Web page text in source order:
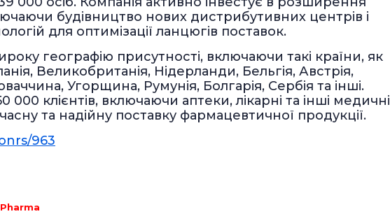
будівництво нових дистрибутивних центрів і
для оптимізації ланцюгів поставок.
географію присутності, включаючи такі країни, як
Великобританія, Нідерланди, Бельгія, Австрія,
Угорщина, Румунія, Болгарія, Сербія та інші.
000 клієнтів, включаючи аптеки, лікарні та інші медичні
та надійну поставку фармацевтичної продукції.
963